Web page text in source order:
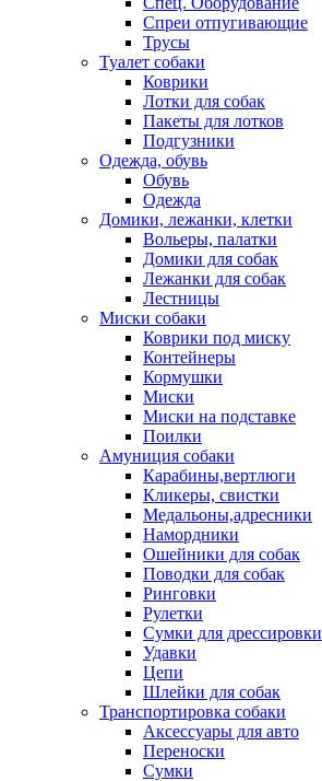
Спреи отпугивающие
Трусы
Туалет собаки
Коврики
Лотки для собак
Пакеты для лотков
Подгузники
Одежда, обувь
Обувь
Одежда
Домики, лежанки, клетки
Вольеры, палатки
Домики для собак
Лежанки для собак
Лестницы
Миски собаки
Коврики под миску
Контейнеры
Кормушки
Миски
Миски на подставке
Поилки
Амуниция собаки
Карабины,вертлюги
Кликеры, свистки
Медальоны,адресники
Намордники
Ошейники для собак
Поводки для собак
Ринговки
Рулетки
Сумки для дрессировки
Удавки
Цепи
Шлейки для собак
Транспортировка собаки
Аксессуары для авто
Переноски
Сумки